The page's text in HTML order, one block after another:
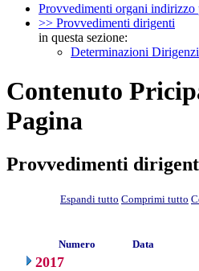
Provvedimenti organi indirizzo
>> Provvedimenti dirigenti
in questa sezione:
Determinazioni
Contenuto
Pagina
Provvedimenti
Espandi tutto Comprimi tutto
Numero Data
2017